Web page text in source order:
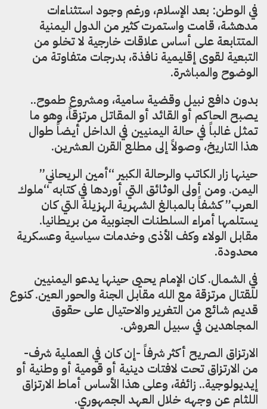
في الوطن: بعد الإسلام، ورغم وجود استثناءات
مدهشة، قامت واستمرت كثير من الدول اليمنية
المتتابعة على أساس علاقات خارجية لا تخلو من
التبعية لقوى إقليمية نافذة، بدرجات متفاوتة من
الوضوح والمباشرة.
بدون دافع نبيل وقضية سامية، ومشروع طموح..
يصبح الحاكم أو القائد أو المقاتل مرتزقاً، وهو ما
تمثل غالباً في حالة اليمنيين في الداخل أيضاً طوال
هذا التاريخ، وصولاً إلى مطلع القرن العشرين.
حينها زار الكاتب والرحالة الكبير “أمين الريحاني”
اليمن. ومن أولى الوثائق التي أوردها في كتابه “ملوك
العرب” كشفاً بالمبالغ الشهرية الهزيلة التي كان
يستلمها أمراء السلطنات الجنوبية من بريطانيا.
مقابل الولاء وكف الأذى وخدمات سياسية وعسكرية
محدودة.
في الشمال. كان الإمام يحيى حينها يدعو اليمنيين
للقتال مرتزقة مع الله مقابل الجنة والحور العين. كنوع
قديم شائع من التغرير والاحتيال على حقوق
المجاهدين في سبيل العروش.
الارتزاق الصريح أكثر شرفاً -إن كان في العملية شرف-
من الارتزاق تحت لافتات دينية أو قومية أو وطنية أو
إيديولوجية.. زائفة، وعلى هذا الأساس أماط الارتزاق
اللثام عن وجهه خلال العهد الجمهوري.